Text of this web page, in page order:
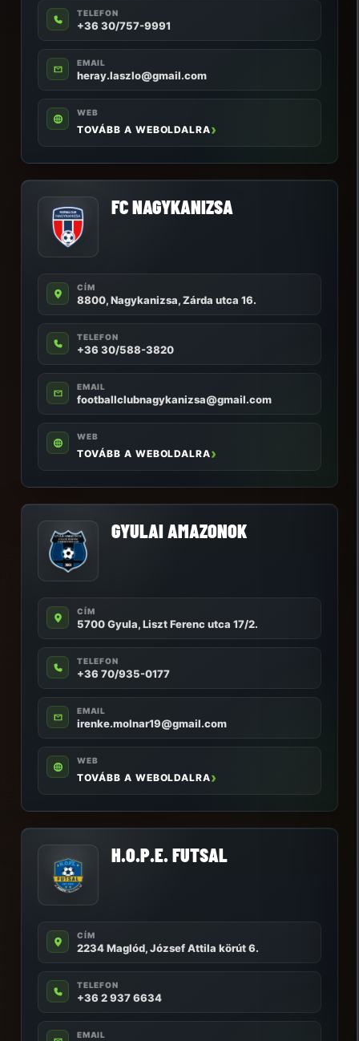
TELEFON
+36 30/757-9991
EMAIL
heray.laszlo@gmail.com
WEB
TOVÁBB A WEBOLDALRA
FC NAGYKANIZSA
CÍM
8800, Nagykanizsa, Zárda utca 16.
TELEFON
+36 30/588-3820
EMAIL
footballclubnagykanizsa@gmail.com
WEB
TOVÁBB A WEBOLDALRA
GYULAI AMAZONOK
CÍM
5700 Gyula, Liszt Ferenc utca 17/2.
TELEFON
+36 70/935-0177
EMAIL
irenke.molnar19@gmail.com
WEB
TOVÁBB A WEBOLDALRA
H.O.P.E. FUTSAL
CÍM
2234 Maglód, József Attila körút 6.
TELEFON
+36 2 937 6634
EMAIL